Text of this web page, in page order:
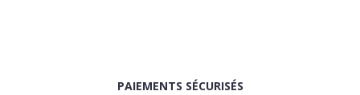
PAIEMENTS SÉCURISÉS